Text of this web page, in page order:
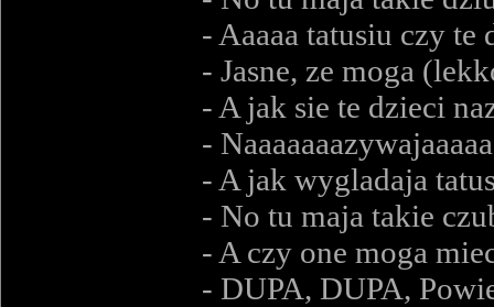
- Aaaaa tatusiu czy
- Jasne, ze moga
- A jak sie te dzieci
-
- A jak wygladaja
- No tu maja takie
- A czy one moga
- DUPA, DUPA,